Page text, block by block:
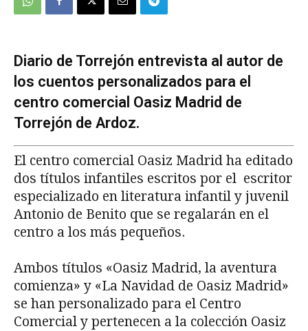
Diario de Torrejón entrevista al autor de
los cuentos personalizados para el
centro comercial Oasiz Madrid de
Torrejón de Ardoz.
El centro comercial Oasiz Madrid ha editado
dos títulos infantiles escritos por el escritor
especializado en literatura infantil y juvenil
Antonio de Benito que se regalarán en el
centro a los más pequeños.
Ambos títulos «Oasiz Madrid, la aventura
comienza» y «La Navidad de Oasiz Madrid»
se han personalizado para el Centro
Comercial y pertenecen a la colección Oasiz